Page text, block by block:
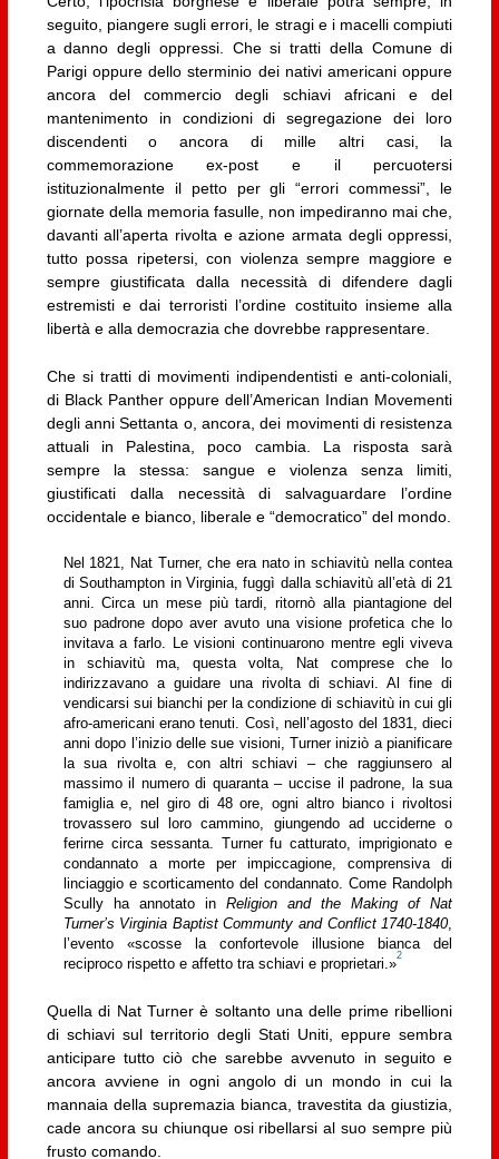
seguito, piangere sugli errori, le stragi e i macelli compiuti
a danno degli oppressi. Che si tratti della Comune di
Parigi oppure dello sterminio dei nativi americani oppure
ancora del commercio degli schiavi africani e del
mantenimento in condizioni di segregazione dei loro
discendenti o ancora di mille altri casi, la
commemorazione ex-post e il percuotersi
istituzionalmente il petto per gli “errori commessi”, le
giornate della memoria fasulle, non impediranno mai che,
davanti all’aperta rivolta e azione armata degli oppressi,
tutto possa ripetersi, con violenza sempre maggiore e
sempre giustificata dalla necessità di difendere dagli
estremisti e dai terroristi l’ordine costituito insieme alla
libertà e alla democrazia che dovrebbe rappresentare.
Che si tratti di movimenti indipendentisti e anti-coloniali,
di Black Panther oppure dell’American Indian Movementi
degli anni Settanta o, ancora, dei movimenti di resistenza
attuali in Palestina, poco cambia. La risposta sarà
sempre la stessa: sangue e violenza senza limiti,
giustificati dalla necessità di salvaguardare l’ordine
occidentale e bianco, liberale e “democratico” del mondo.
Nel 1821, Nat Turner, che era nato in schiavitù nella contea
di Southampton in Virginia, fuggì dalla schiavitù all’età di 21
anni. Circa un mese più tardi, ritornò alla piantagione del
suo padrone dopo aver avuto una visione profetica che lo
invitava a farlo. Le visioni continuarono mentre egli viveva
in schiavitù ma, questa volta, Nat comprese che lo
indirizzavano a guidare una rivolta di schiavi. Al fine di
vendicarsi sui bianchi per la condizione di schiavitù in cui gli
afro-americani erano tenuti. Così, nell’agosto del 1831, dieci
anni dopo l’inizio delle sue visioni, Turner iniziò a pianificare
la sua rivolta e, con altri schiavi – che raggiunsero al
massimo il numero di quaranta – uccise il padrone, la sua
famiglia e, nel giro di 48 ore, ogni altro bianco i rivoltosi
trovassero sul loro cammino, giungendo ad ucciderne o
ferirne circa sessanta. Turner fu catturato, imprigionato e
condannato a morte per impiccagione, comprensiva di
linciaggio e scorticamento del condannato. Come Randolph
Scully ha annotato in Religion and the Making of Nat
Turner’s Virginia Baptist Communty and Conflict 1740-1840,
l’evento «scosse la confortevole illusione bianca del
reciproco rispetto e affetto tra schiavi e proprietari.»
2
Quella di Nat Turner è soltanto una delle prime ribellioni
di schiavi sul territorio degli Stati Uniti, eppure sembra
anticipare tutto ciò che sarebbe avvenuto in seguito e
ancora avviene in ogni angolo di un mondo in cui la
mannaia della supremazia bianca, travestita da giustizia,
cade ancora su chiunque osi ribellarsi al suo sempre più
frusto comando.